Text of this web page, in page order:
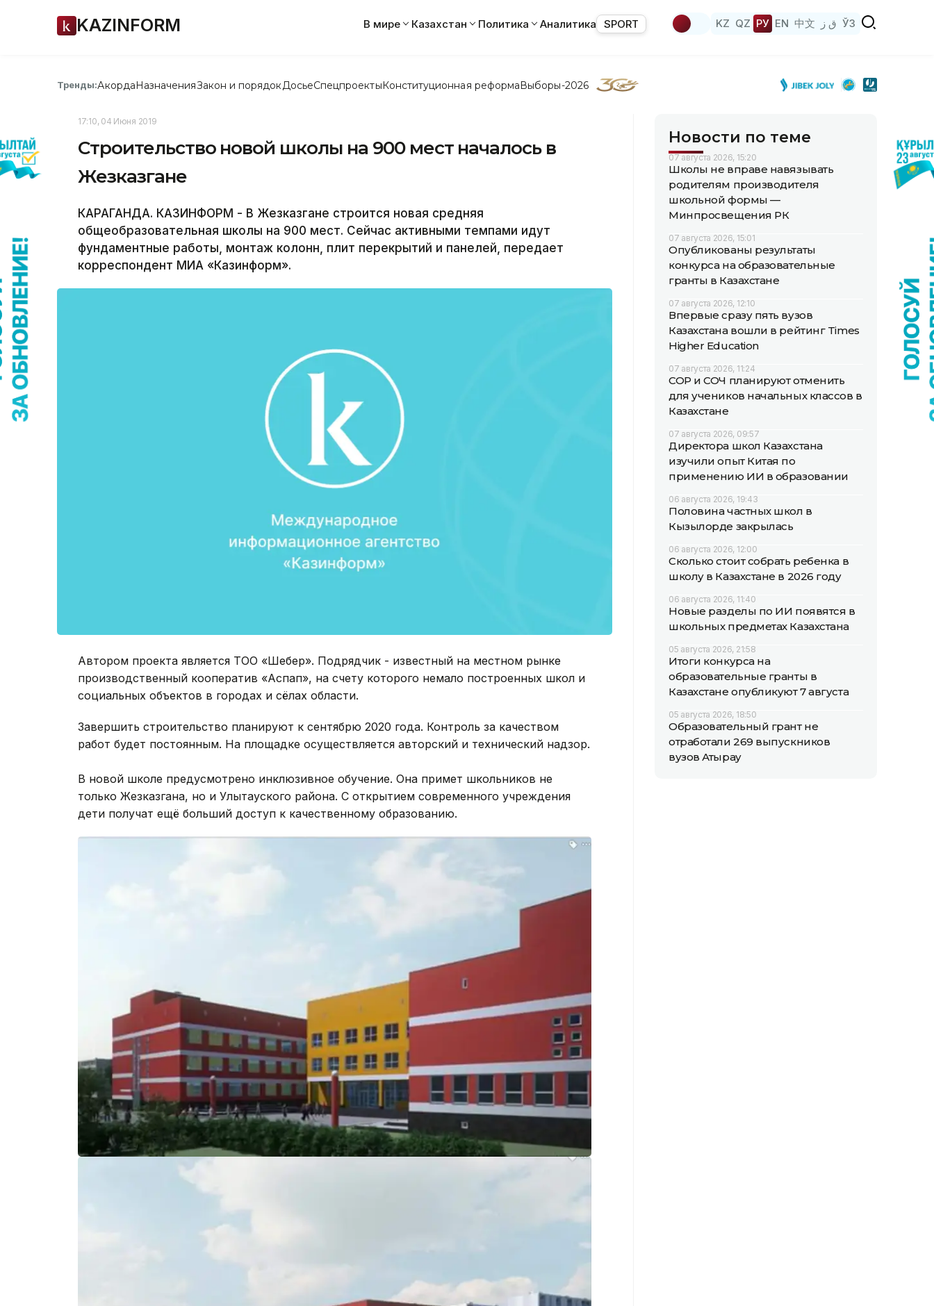
KAZINFORM В мире Казахстан Политика Аналитика SPORT KZ QZ РУ EN 中文 ق ز ЎЗ
Тренды:АкордаНазначенияЗакон и порядок ДосьеСпецпроектыКонституционная реформаВыборы-2026
17:10, 04 Июня 2019
Строительство новой школы на 900 мест началось в
Жезказгане
КАРАГАНДА. КАЗИНФОРМ - В Жезказгане строится новая средняя
общеобразовательная школы на 900 мест. Сейчас активными темпами идут
фундаментные работы, монтаж колонн, плит перекрытий и панелей, передает
корреспондент МИА «Казинформ».
Автором проекта является ТОО «Шебер». Подрядчик - известный на местном рынке
производственный кооператив «Аспап», на счету которого немало построенных школ и
социальных объектов в городах и сёлах области.
Завершить строительство планируют к сентябрю 2020 года. Контроль за качеством
работ будет постоянным. На площадке осуществляется авторский и технический надзор.
В новой школе предусмотрено инклюзивное обучение. Она примет школьников не
только Жезказгана, но и Улытауского района. С открытием современного учреждения
дети получат ещё больший доступ к качественному образованию.
Новости по теме
07 августа 2026, 15:20
Школы не вправе навязывать
родителям производителя
школьной формы —
Минпросвещения РК
07 августа 2026, 15:01
Опубликованы результаты
конкурса на образовательные
гранты в Казахстане
07 августа 2026, 12:10
Впервые сразу пять вузов
Казахстана вошли в рейтинг Times
Higher Education
07 августа 2026, 11:24
СОР и СОЧ планируют отменить
для учеников начальных классов в
Казахстане
07 августа 2026, 09:57
Директора школ Казахстана
изучили опыт Китая по
применению ИИ в образовании
06 августа 2026, 19:43
Половина частных школ в
Кызылорде закрылась
06 августа 2026, 12:00
Сколько стоит собрать ребенка в
школу в Казахстане в 2026 году
06 августа 2026, 11:40
Новые разделы по ИИ появятся в
школьных предметах Казахстана
05 августа 2026, 21:58
Итоги конкурса на
образовательные гранты в
Казахстане опубликуют 7 августа
05 августа 2026, 18:50
Образовательный грант не
отработали 269 выпускников
вузов Атырау